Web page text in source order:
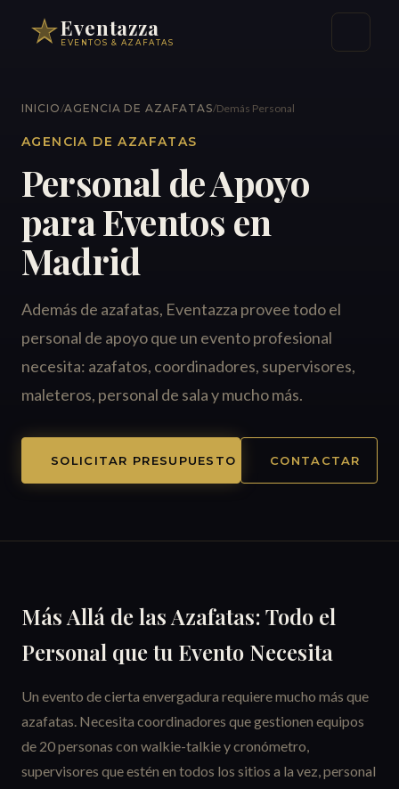
Eventazza
EVENTOS & AZAFATAS
INICIO/AGENCIA DE AZAFATAS/Demás Personal
AGENCIA DE AZAFATAS
Personal de Apoyo
para Eventos en
Madrid
Además de azafatas, Eventazza provee todo el
personal de apoyo que un evento profesional
necesita: azafatos, coordinadores, supervisores,
maleteros, personal de sala y mucho más.
SOLICITAR PRESUPUESTO CONTACTAR
Más Allá de las Azafatas: Todo el
Personal que tu Evento Necesita
Un evento de cierta envergadura requiere mucho más que
azafatas. Necesita coordinadores que gestionen equipos
de 20 personas con walkie-talkie y cronómetro,
supervisores que estén en todos los sitios a la vez, personal